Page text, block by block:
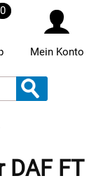
0
Mein Konto
FT